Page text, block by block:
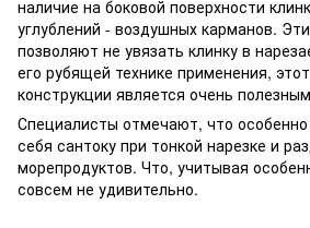
наличие на боковой поверхности
углублений - воздушных карманов.
позволяют не увязать клинку в
его рубящей технике применения,
конструкции является очень
Специалисты отмечают, что
себя сантоку при тонкой нарезке и
морепродуктов. Что, учитывая
совсем не удивительно.